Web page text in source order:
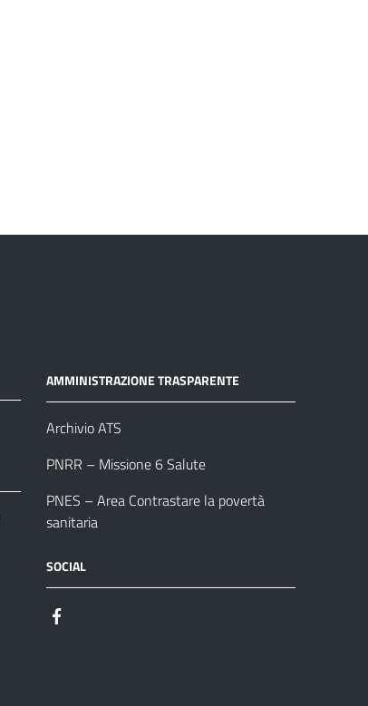
AMMINISTRAZIONE TRASPARENTE
Archivio ATS
PNRR – Missione 6 Salute
PNES – Area Contrastare la povertà
sanitaria
SOCIAL